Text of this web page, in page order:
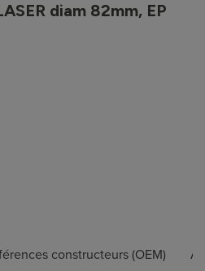
diam 82mm, EP
constructeurs (OEM)